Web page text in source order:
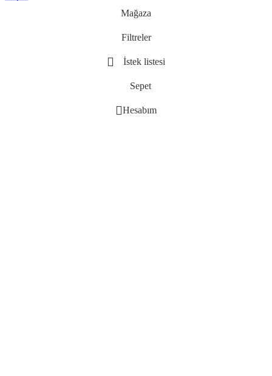
Mağaza
Filtreler
İstek listesi
Sepet
Hesabım